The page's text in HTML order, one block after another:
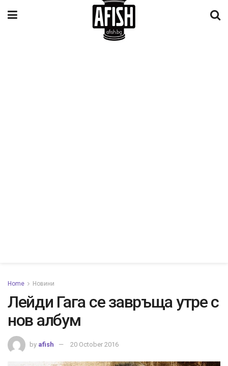
Home Новини
Лейди Гага се завръща утре с
нов албум
by afish 20 October 2016